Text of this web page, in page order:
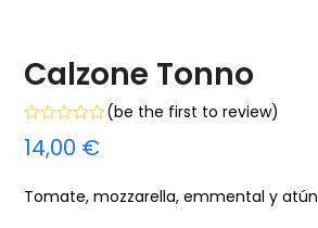
Calzone Tonno
con
5
(be the first to review)
14,00 €
Tomate, mozzarella, emmental y atún